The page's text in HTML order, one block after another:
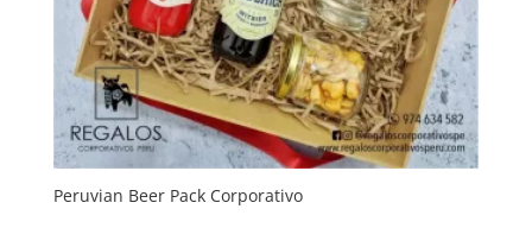
Peruvian Beer Pack Corporativo